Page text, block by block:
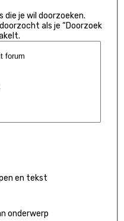
je wil doorzoeken.
als je “Doorzoek
en tekst
onderwerp